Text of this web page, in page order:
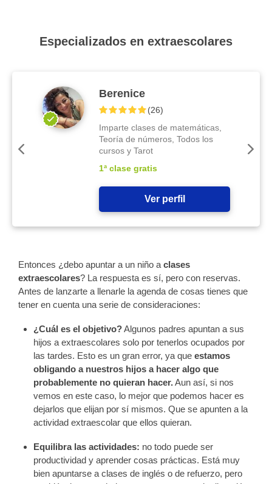
Especializados en extraescolares
Berenice
(26)
Imparte clases de matemáticas,
Teoría de números, Todos los
cursos y Tarot
1ª clase gratis
Ver perfil
Entonces ¿debo apuntar a un niño a clases
extraescolares? La respuesta es sí, pero con reservas.
Antes de lanzarte a llenarle la agenda de cosas tienes que
tener en cuenta una serie de consideraciones:
¿Cuál es el objetivo?Algunos padres apuntan a sus
hijos a extraescolares solo por tenerlos ocupados por
las tardes. Esto es un gran error, ya queestamos
obligando a nuestros hijos a hacer algo que
probablemente no quieran hacer.Aun así, si nos
vemos en este caso, lo mejor que podemos hacer es
dejarlos que elijan por sí mismos. Que se apunten a la
actividad extraescolar que ellos quieran.
Equilibra las actividades: no todo puede ser
productividad y aprender cosas prácticas. Está muy
bien apuntarse a clases de inglés o de refuerzo, pero